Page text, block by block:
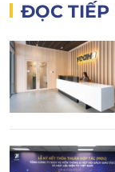
ĐỌC TIẾP